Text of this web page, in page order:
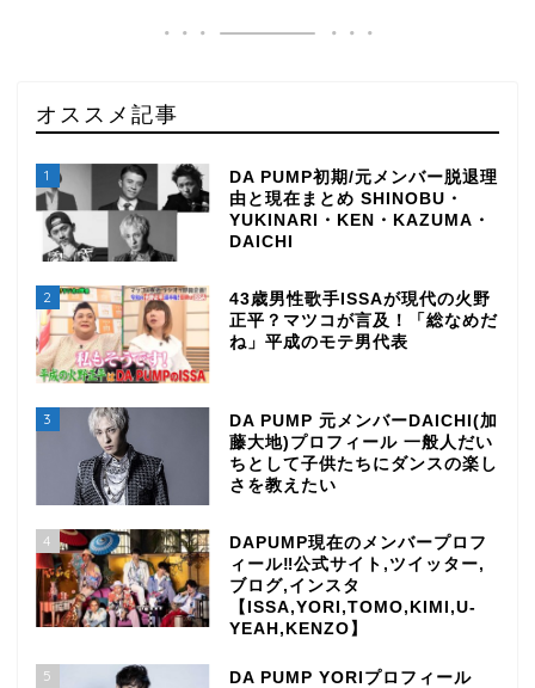
オススメ記事
1
DA PUMP初期/元メンバー脱退理
由と現在まとめ SHINOBU・
YUKINARI・KEN・KAZUMA・
DAICHI
2
43歳男性歌手ISSAが現代の火野
正平？マツコが言及！「総なめだ
ね」平成のモテ男代表
3
DA PUMP 元メンバーDAICHI(加
藤大地)プロフィール 一般人だい
ちとして子供たちにダンスの楽し
さを教えたい
4
DAPUMP現在のメンバープロフ
ィール‼公式サイト,ツイッター,
ブログ,インスタ
【ISSA,YORI,TOMO,KIMI,U-
YEAH,KENZO】
5
DA PUMP YORIプロフィール